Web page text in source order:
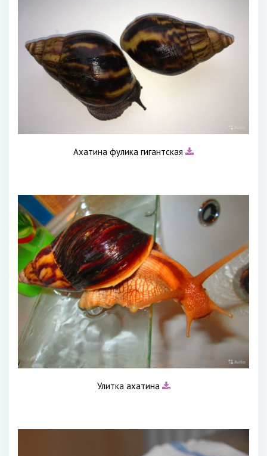
Ахатина фулика гигантская
Улитка ахатина